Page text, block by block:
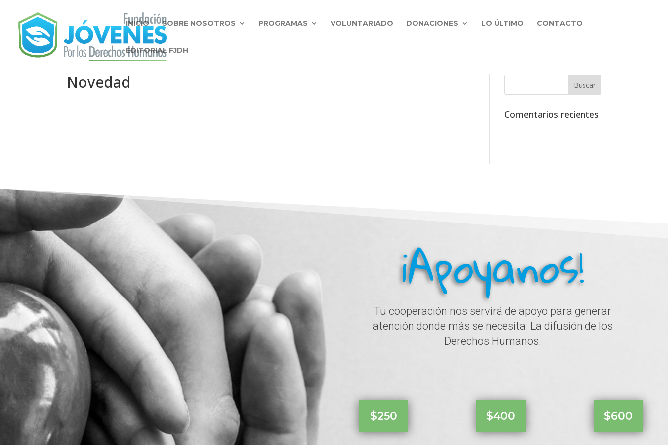
INICIO SOBRE NOSOTROS PROGRAMAS VOLUNTARIADO DONACIONES LO ÚLTIMO CONTACTO
EDITORIAL FJDH
Novedad
Comentarios recientes
¡Apoyanos!
Tu cooperación nos servirá de apoyo para generar
atención donde más se necesita: La difusión de los
Derechos Humanos.
$250 $400 $600